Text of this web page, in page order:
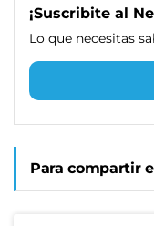
¡Suscribite al
Lo que necesitas
Para compartir